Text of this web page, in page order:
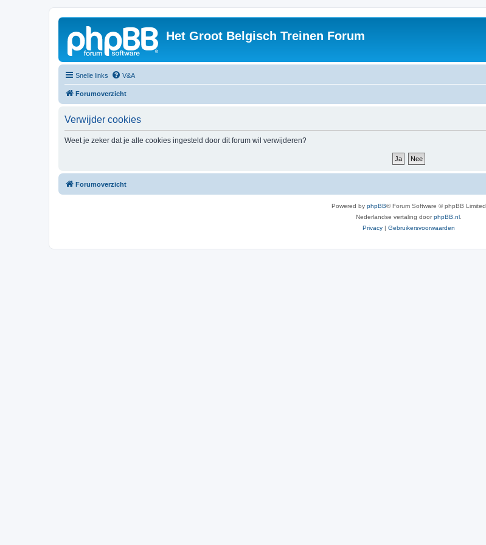
Het Groot Belgisch Treinen Forum
Snelle links V&A
Forumoverzicht
Verwijder cookies
Weet je zeker dat je alle cookies ingesteld door dit forum wil verwijderen?
Forumoverzicht
Powered by phpBB® Forum Software © phpBB Limited
Nederlandse vertaling doorphpBB.nl
Privacy | Gebruikersvoorwaarden